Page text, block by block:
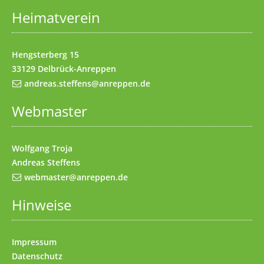
Impressum(Access key 8)
Kontakt(Access key 9)
Heimatverein
Hengsterberg 15
33129 Delbrück-Anreppen
andreas.steffens@anreppen.de
Webmaster
Wolfgang Troja
Andreas Steffens
webmaster@anreppen.de
Hinweise
Impressum
Datenschutz